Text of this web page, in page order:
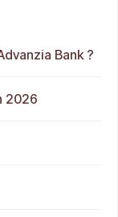
Bank ?
2026